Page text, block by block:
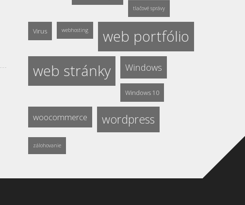
tlačové správy
Virus webhosting
web portfólio
web stránky
Windows
Windows 10
woocommerce wordpress
zálohovanie